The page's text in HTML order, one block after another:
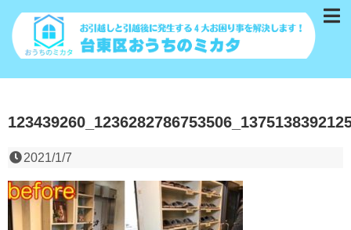
2021/1/7